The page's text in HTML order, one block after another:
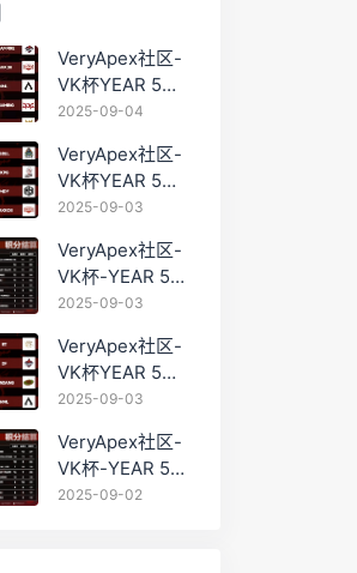
VeryApex社区-
VK杯YEAR 5
PRO训练赛
2025-09-04
VeryApex社区-
VK杯YEAR 5
PRO训练赛
2025-09-03
VeryApex社区-
VK杯-YEAR 5
PRO训练赛
名积分：
2025-09-03
VeryApex社区-
VK杯YEAR 5
PRO训练赛
如图:
2025-09-03
VeryApex社区-
VK杯-YEAR 5
PRO训练赛
2025-09-02